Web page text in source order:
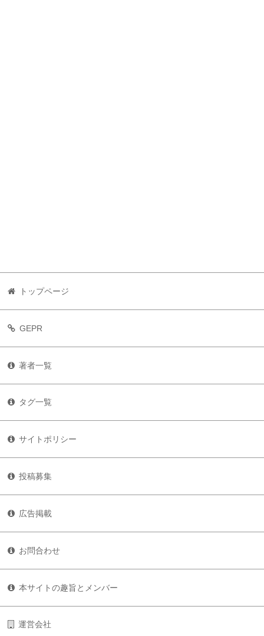
トップページ
GEPR
著者一覧
タグ一覧
サイトポリシー
投稿募集
広告掲載
お問合わせ
本サイトの趣旨とメンバー
運営会社